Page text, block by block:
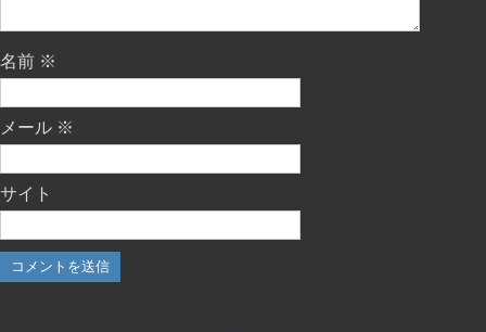
名前 ※
メール ※
サイト